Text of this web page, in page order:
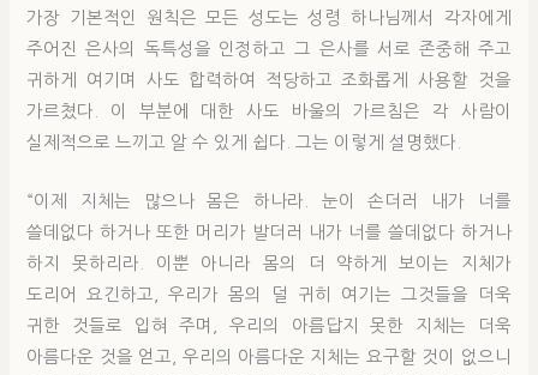
가장 기본적인 원칙은 모든 성도는 성령 하나님께서 각자에게
주어진 은사의 독특성을 인정하고 그 은사를 서로 존중해 주고
귀하게 여기며 사도 합력하여 적당하고 조화롭게 사용할 것을
가르쳤다. 이 부분에 대한 사도 바울의 가르침은 각 사람이
실제적으로 느끼고 알 수 있게 쉽다. 그는 이렇게 설명했다.
“이제 지체는 많으나 몸은 하나라. 눈이 손더러 내가 너를
쓸데없다 하거나 또한 머리가 발더러 내가 너를 쓸데없다 하거나
하지 못하리라. 이뿐 아니라 몸의 더 약하게 보이는 지체가
도리어 요긴하고, 우리가 몸의 덜 귀히 여기는 그것들을 더욱
귀한 것들로 입혀 주며, 우리의 아름답지 못한 지체는 더욱
아름다운 것을 얻고, 우리의 아름다운 지체는 요구할 것이 없으니